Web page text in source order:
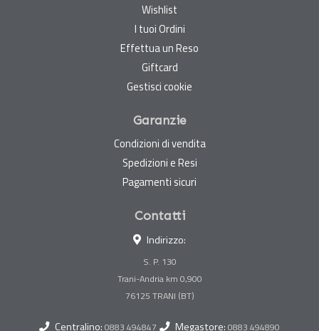
Wishlist
I tuoi Ordini
Effettua un Reso
Giftcard
Gestisci cookie
Garanzie
Condizioni di vendita
Spedizioni e Resi
Pagamenti sicuri
Contatti
Indirizzo:
S. P. 130
Trani-Andria km 0,900
Centralino: 0883 494847 Megastore: 0883 494890